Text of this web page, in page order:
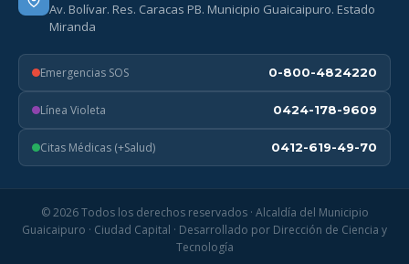
Av. Bolívar. Res. Caracas PB. Municipio Guaicaipuro. Estado
Miranda
Emergencias SOS 0-800-4824220
Línea Violeta 0424-178-9609
Citas Médicas (+Salud) 0412-619-49-70
© 2026 Todos los derechos reservados · Alcaldía del Municipio
Guaicaipuro · Ciudad Capital · Desarrollado por Dirección de Ciencia y
Tecnología